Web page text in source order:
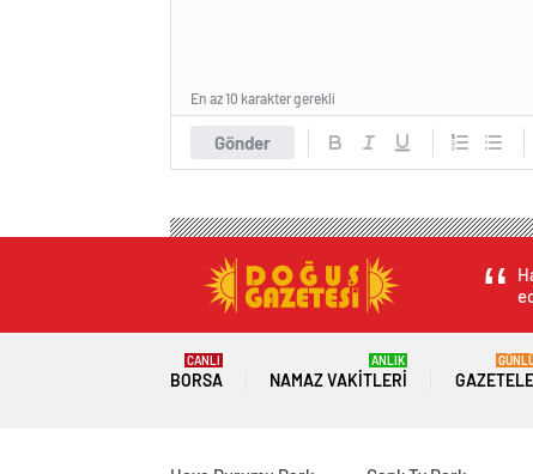
Gönder
En az 10 karakter gerekli
BORSA
CANLI
NAMAZ VAKITLERI
ANLIK